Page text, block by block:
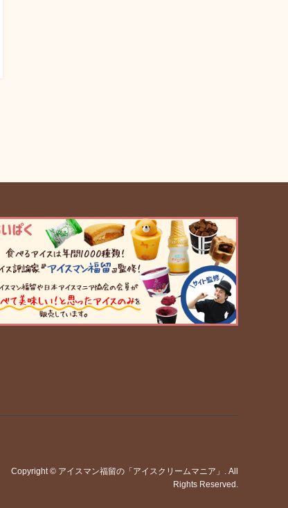
Copyright © アイスマン福留の「アイスクリームマニア」
. All
Rights Reserved.